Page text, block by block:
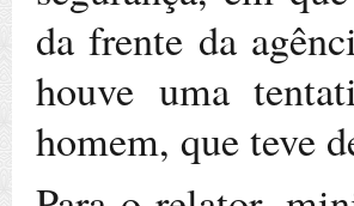
da frente da
houve uma
homem, que teve